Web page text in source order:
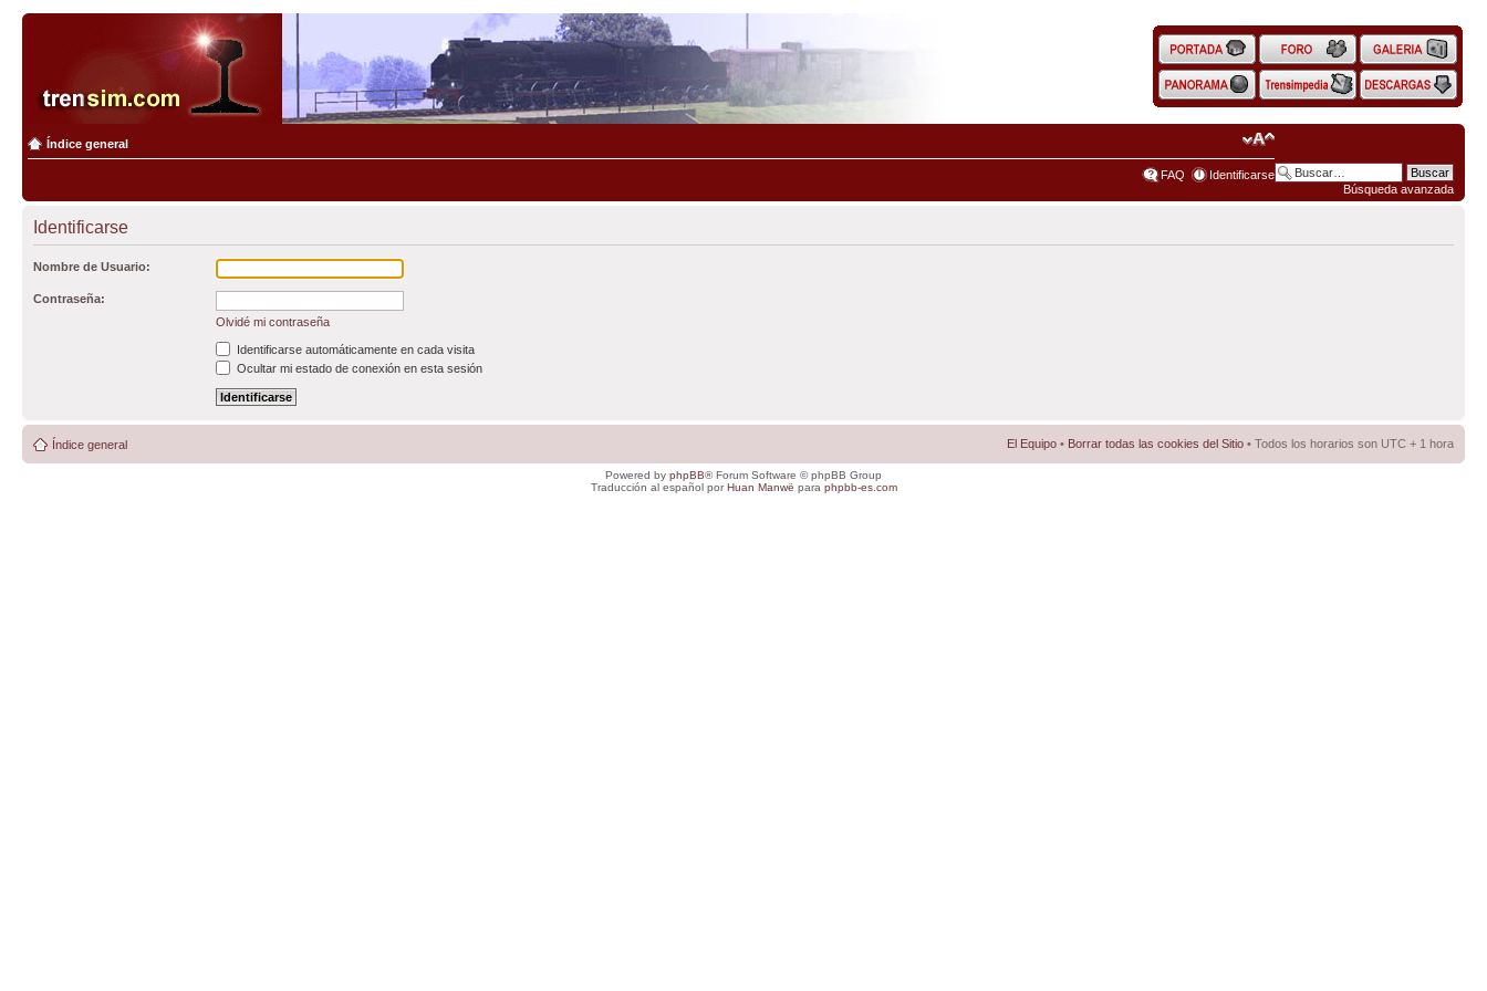
Búsqueda avanzada
Índice general
FAQ Identificarse
Identificarse
Nombre de Usuario:
Contraseña:
Olvidé mi contraseña
Identificarse automáticamente en cada visita
Ocultar mi estado de conexión en esta sesión
Índice general El Equipo • Borrar todas las cookies del Sitio • Todos los horarios son UTC + 1 hora
Powered by phpBB® Forum Software © phpBB Group
Traducción al español porHuan Manwë para phpbb-es.com